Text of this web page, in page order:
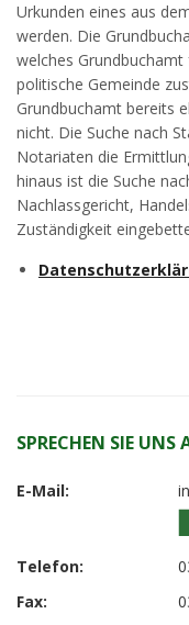
Urkunden eines aus
werden. Die
welches
politische Gemeinde
Grundbuchamt bereits
nicht. Die Suche nach
Notariaten die
hinaus ist die Suche
Nachlassgericht,
Zuständigkeit
SPRECHEN SIE UNS
E-Mail:
Telefon:
Fax: